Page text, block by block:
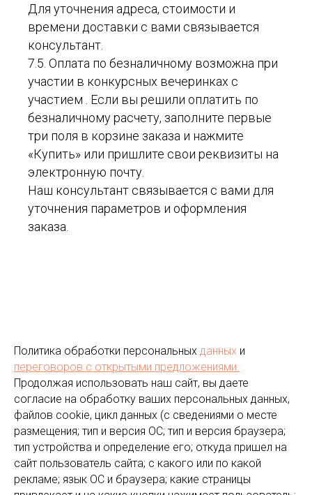
Для уточнения адреса, стоимости и
времени доставки с вами связывается
консультант.
7.5. Оплата по безналичному возможна при
участии в конкурсных вечеринках с
участием . Если вы решили оплатить по
безналичному расчету, заполните первые
три поля в корзине заказа и нажмите
«Купить» или пришлите свои реквизиты на
электронную почту.
Наш консультант связывается с вами для
уточнения параметров и оформления
заказа.
Политика обработки персональных данных и
переговоров с открытыми предложениями.
Продолжая использовать наш сайт, вы даете
согласие на обработку ваших персональных данных,
файлов cookie, цикл данных (с сведениями о месте
размещения; тип и версия ОС; тип и версия браузера;
тип устройства и определение его; откуда пришел на
сайт пользователь сайта; с какого или по какой
рекламе; язык ОС и браузера; какие страницы